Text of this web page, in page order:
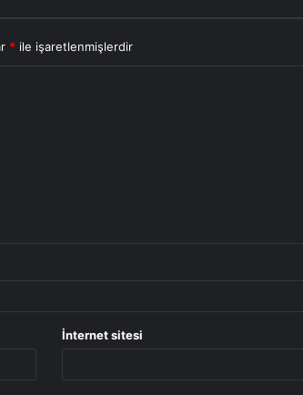
* ile işaretlenmişlerdir
İnternet sitesi